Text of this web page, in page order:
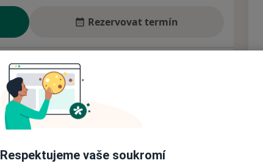
Rezervovat termín
Adresy
Respektujeme vaše soukromí